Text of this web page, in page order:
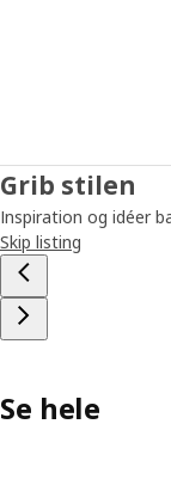
Grib stilen
Inspiration og idéer
Skip listing
Se hele